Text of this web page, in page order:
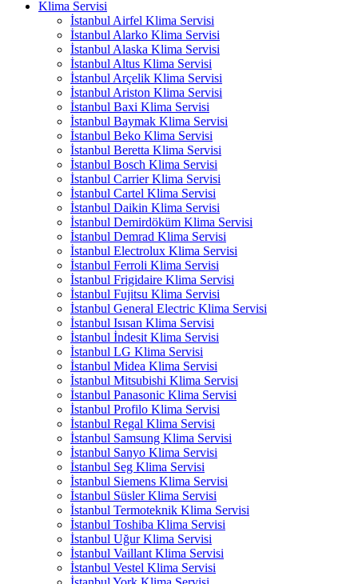
Klima Servisi
İstanbul Airfel Klima Servisi
İstanbul Alarko Klima Servisi
İstanbul Alaska Klima Servisi
İstanbul Altus Klima Servisi
İstanbul Arçelik Klima Servisi
İstanbul Ariston Klima Servisi
İstanbul Baxi Klima Servisi
İstanbul Baymak Klima Servisi
İstanbul Beko Klima Servisi
İstanbul Beretta Klima Servisi
İstanbul Bosch Klima Servisi
İstanbul Carrier Klima Servisi
İstanbul Cartel Klima Servisi
İstanbul Daikin Klima Servisi
İstanbul Demirdöküm Klima Servisi
İstanbul Demrad Klima Servisi
İstanbul Electrolux Klima Servisi
İstanbul Ferroli Klima Servisi
İstanbul Frigidaire Klima Servisi
İstanbul Fujitsu Klima Servisi
İstanbul General Electric Klima Servisi
İstanbul Isısan Klima Servisi
İstanbul İndesit Klima Servisi
İstanbul LG Klima Servisi
İstanbul Midea Klima Servisi
İstanbul Mitsubishi Klima Servisi
İstanbul Panasonic Klima Servisi
İstanbul Profilo Klima Servisi
İstanbul Regal Klima Servisi
İstanbul Samsung Klima Servisi
İstanbul Sanyo Klima Servisi
İstanbul Seg Klima Servisi
İstanbul Siemens Klima Servisi
İstanbul Süsler Klima Servisi
İstanbul Termoteknik Klima Servisi
İstanbul Toshiba Klima Servisi
İstanbul Uğur Klima Servisi
İstanbul Vaillant Klima Servisi
İstanbul Vestel Klima Servisi